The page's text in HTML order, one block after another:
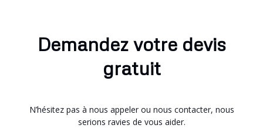
Demandez votre devis
gratuit
N’hésitez pas à nous appeler ou nous contacter, nous
serions ravies de vous aider.